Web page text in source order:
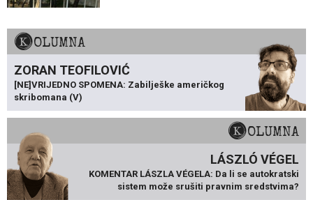
KOLUMNA
ZORAN TEOFILOVIĆ
[NE]VRIJEDNO SPOMENA: Zabilješke američkog
skribomana (V)
KOLUMNA
LÁSZLÓ VÉGEL
KOMENTAR LÁSZLA VÉGELA: Da li se autokratski
sistem može srušiti pravnim sredstvima?